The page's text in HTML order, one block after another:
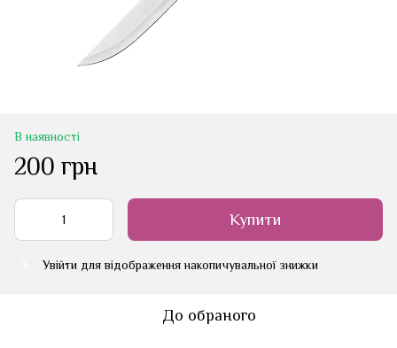
В наявності
200 грн
Купити
Увійти для відображення накопичувальної знижки
До обраного